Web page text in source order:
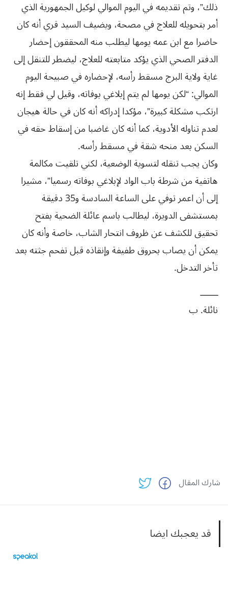
ذلك”، وتم تقديمه في اليوم الموالي لوكيل الجمهورية الذي
أمر بتحويله للعلاج في مصحة، ويضيف السيد قري أنه كان
حاضرا مع ابن عمه يومها ليطلب منه المحققون إحضار
الدفتر الصحي الذي يؤكد متابعته للعلاج، ليضطر للتنقل إلى
غاية ولاية البرج مسقط رأسه، لإحضاره في صبيحة اليوم
الموالي: “لكن يومها لم يتم إبلاغي بوفاته، وقيل لي فقط إنه
ارتكب مشكلة كبيرة”، مؤكدا إدراكه أنه كان في حالة هيجان
لعدم تناوله الأدوية، كما أنه كان غاضبا من إسقاط حقه في
السكن بعد منحه شقة في مسقط رأسه.
وكان يجب تنقله لتسوية الوضعية، لكني تلقيت مكالمة
هاتفية من شرطة باب الواد لإبلاغي بوفاته رسميا”، مشيرا
إلى أن اعمر توفي على الساعة السادسة و35 دقيقة
بمستشفى الدويرة، ليطالب باسم عائلة الضحية بفتح
‬تأخر‮ ‬التدخل‮.‬
ـــــــ
نائلة‮. ‬ب‮ ‬
شارك المقال
قد يعجبك ايضا